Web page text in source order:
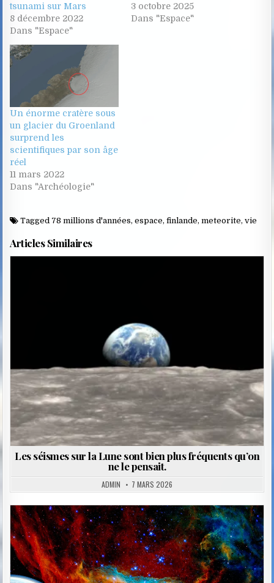
tsunami sur Mars
8 décembre 2022
Dans "Espace"
3 octobre 2025
Dans "Espace"
Un énorme cratère sous
un glacier du Groenland
surprend les
scientifiques par son âge
réel
11 mars 2022
Dans "Archéologie"
Tagged 78 millions d'années,espace,finlande,meteorite,vie
Articles Similaires
Les séismes sur la Lune sont bien plus fréquents qu’on
ne le pensait.
ADMIN 7 MARS 2026
Posted
in